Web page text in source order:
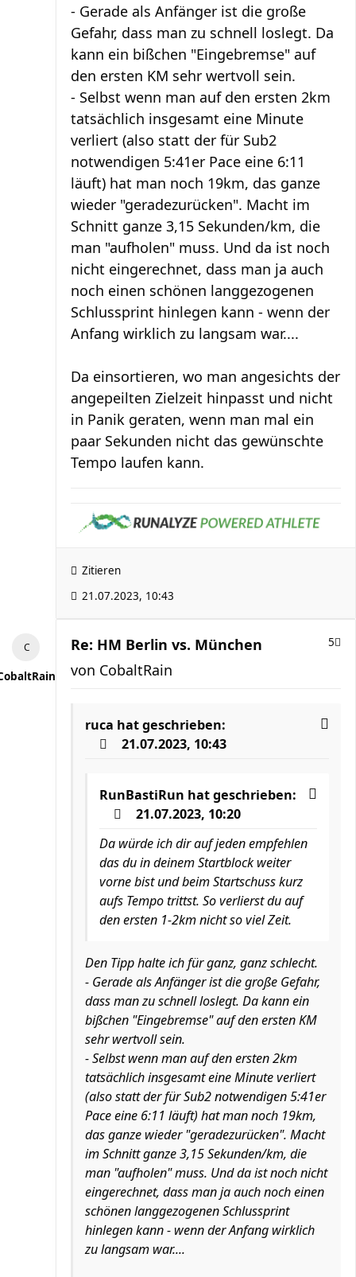
- Gerade als Anfänger ist die große
Gefahr, dass man zu schnell loslegt. Da
kann ein bißchen "Eingebremse" auf
den ersten KM sehr wertvoll sein.
- Selbst wenn man auf den ersten 2km
tatsächlich insgesamt eine Minute
verliert (also statt der für Sub2
notwendigen 5:41er Pace eine 6:11
läuft) hat man noch 19km, das ganze
wieder "geradezurücken". Macht im
Schnitt ganze 3,15 Sekunden/km, die
man "aufholen" muss. Und da ist noch
nicht eingerechnet, dass man ja auch
noch einen schönen langgezogenen
Schlussprint hinlegen kann - wenn der
Anfang wirklich zu langsam war....
Da einsortieren, wo man angesichts der
angepeilten Zielzeit hinpasst und nicht
in Panik geraten, wenn man mal ein
paar Sekunden nicht das gewünschte
Tempo laufen kann.
Zitieren
21.07.2023, 10:43
Re: HM Berlin vs. München 5
von CobaltRain
ruca hat geschrieben:
21.07.2023, 10:43
RunBastiRun hat geschrieben:
21.07.2023, 10:20
Da würde ich dir auf jeden empfehlen
das du in deinem Startblock weiter
vorne bist und beim Startschuss kurz
aufs Tempo trittst. So verlierst du auf
den ersten 1-2km nicht so viel Zeit.
Den Tipp halte ich für ganz, ganz schlecht.
- Gerade als Anfänger ist die große Gefahr,
dass man zu schnell loslegt. Da kann ein
bißchen "Eingebremse" auf den ersten KM
sehr wertvoll sein.
- Selbst wenn man auf den ersten 2km
tatsächlich insgesamt eine Minute verliert
(also statt der für Sub2 notwendigen 5:41er
Pace eine 6:11 läuft) hat man noch 19km,
das ganze wieder "geradezurücken". Macht
im Schnitt ganze 3,15 Sekunden/km, die
man "aufholen" muss. Und da ist noch nicht
eingerechnet, dass man ja auch noch einen
schönen langgezogenen Schlussprint
hinlegen kann - wenn der Anfang wirklich
zu langsam war....